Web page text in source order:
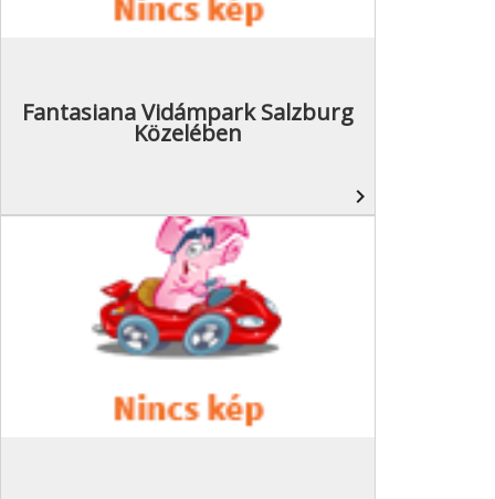
Fantasiana Vidámpark Salzburg
Közelében
navigate_next